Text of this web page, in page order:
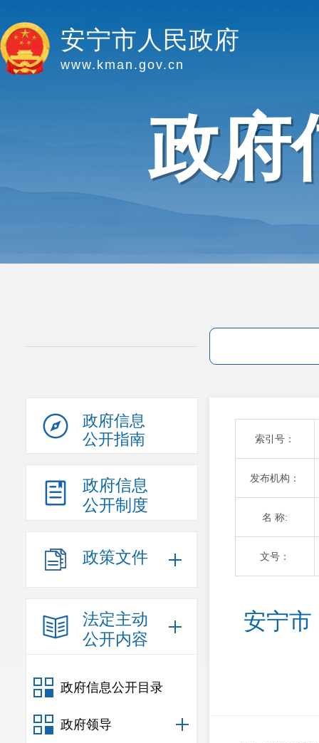
安宁市人民政府
www.kman.gov.cn
政府
政府信息
公开指南
政府信息
公开制度
政策文件
法定主动
公开内容
政府信息公开目录
政府领导
索引号：
发布机构：
名 称:
文号：
安宁市